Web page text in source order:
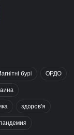
бурі ОРДО
здоров’я